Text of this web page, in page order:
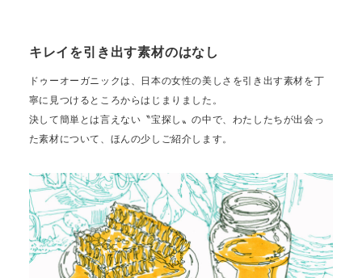
キレイを引き出す素材のはなし
ドゥーオーガニックは、日本の女性の美しさを引き出す素材を丁
寧に見つけるところからはじまりました。
決して簡単とは言えない〝宝探し〟の中で、わたしたちが出会っ
た素材について、ほんの少しご紹介します。